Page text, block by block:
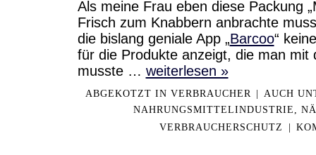
Als meine Frau eben diese Packung
Frisch zum Knabbern anbrachte
die bislang geniale App „Barcoo“
für die Produkte anzeigt, die man mit
musste … weiterlesen »
ABGEKOTZT IN VERBRAUCHER | AUCH
NAHRUNGSMITTELINDUSTRIE,
VERBRAUCHERSCHUTZ
|